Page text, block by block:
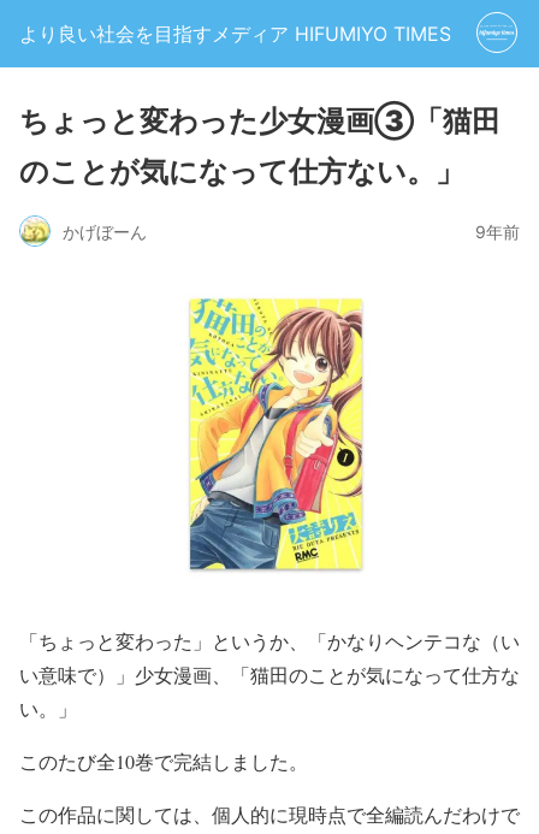
より良い社会を目指すメディア HIFUMIYO TIMES
ちょっと変わった少女漫画③「猫田
のことが気になって仕方ない。」
かげぼーん 9年前
「ちょっと変わった」というか、「かなりヘンテコな（い
い意味で）」 少女漫画、「猫田のことが気になって仕方な
い。」
このたび全10巻で完結しました。
この作品に関しては、個人的に現時点で全編読んだわけで